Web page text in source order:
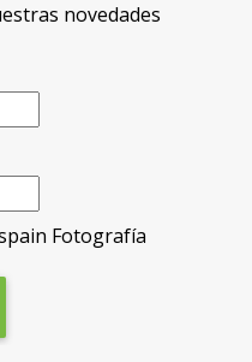
novedades
Fotografía